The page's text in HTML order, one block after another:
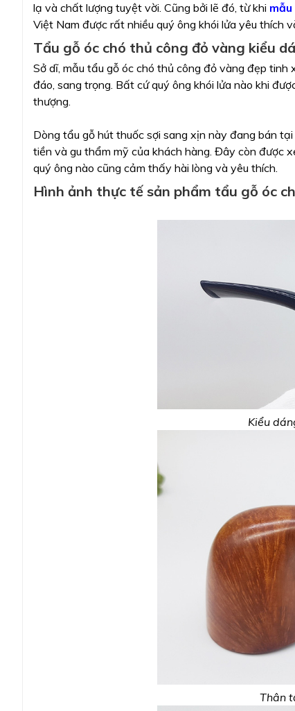
lạ và chất lượng tuyệt vời. Cũng bởi lẽ đó, từ khi
Việt Nam được rất nhiều quý ông khói lửa yêu thích
Tẩu gỗ óc chó thủ công đỏ vàng kiểu
Sở dĩ, mẫu tẩu gỗ óc chó thủ công đỏ vàng đẹp
đáo, sang trọng. Bất cứ quý ông khói lửa nào khi
thượng.
Dòng tẩu gỗ hút thuốc sợi sang xịn này đang bán
tiền và gu thẩm mỹ của khách hàng. Đây còn được
quý ông nào cũng cảm thấy hài lòng và yêu thích.
Hình ảnh thực tế sản phẩm tẩu gỗ óc
Kiểu
Thân